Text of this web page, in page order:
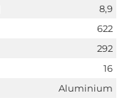
8,9
622
292
16
Aluminium